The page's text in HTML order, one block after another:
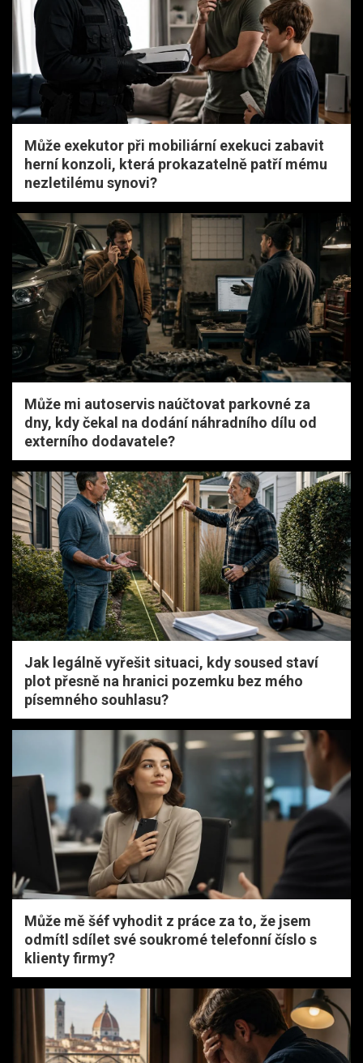
Může exekutor při mobiliární exekuci zabavit
herní konzoli, která prokazatelně patří mému
nezletilému synovi?
Může mi autoservis naúčtovat parkovné za
dny, kdy čekal na dodání náhradního dílu od
externího dodavatele?
Jak legálně vyřešit situaci, kdy soused staví
plot přesně na hranici pozemku bez mého
písemného souhlasu?
Může mě šéf vyhodit z práce za to, že jsem
odmítl sdílet své soukromé telefonní číslo s
klienty firmy?